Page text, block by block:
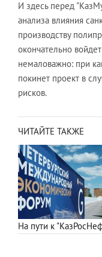
И здесь перед
анализа влияния
производству
окончательно
немаловажно: при
покинет проект в
рисков.
ЧИТАЙТЕ ТАКЖЕ
На пути к